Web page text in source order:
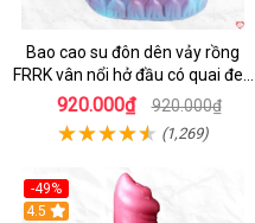
Bao cao su đôn dên vảy rồng
FRRK vân nổi hở đầu có quai đeo
bìu cao cấp
920.000₫ 920.000₫
(1,269)
-49%
4.5